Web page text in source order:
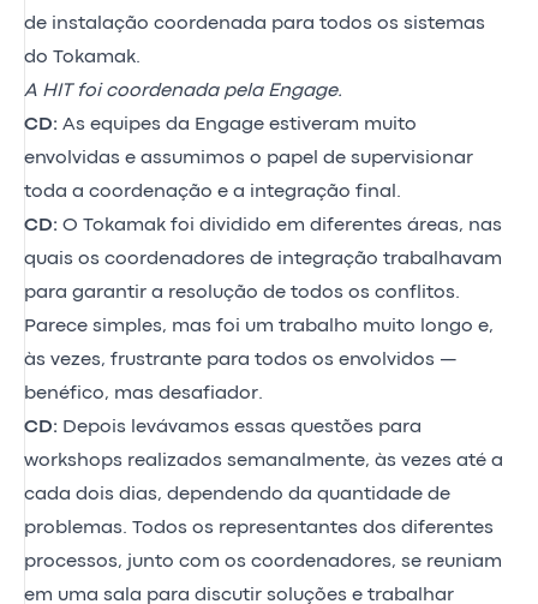
de instalação coordenada para todos os sistemas
do Tokamak.
A HIT foi coordenada pela Engage.
CD: As equipes da Engage estiveram muito
envolvidas e assumimos o papel de supervisionar
toda a coordenação e a integração final.
CD: O Tokamak foi dividido em diferentes áreas, nas
quais os coordenadores de integração trabalhavam
para garantir a resolução de todos os conflitos.
Parece simples, mas foi um trabalho muito longo e,
às vezes, frustrante para todos os envolvidos —
benéfico, mas desafiador.
CD: Depois levávamos essas questões para
workshops realizados semanalmente, às vezes até a
cada dois dias, dependendo da quantidade de
problemas. Todos os representantes dos diferentes
processos, junto com os coordenadores, se reuniam
em uma sala para discutir soluções e trabalhar